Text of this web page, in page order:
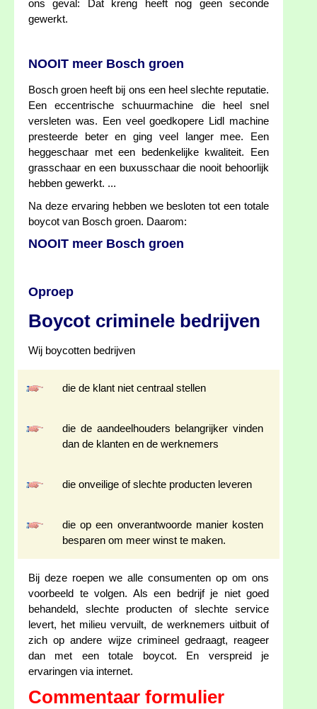
ons geval: Dat kreng heeft nog geen seconde
gewerkt.
NOOIT meer Bosch groen
Bosch groen heeft bij ons een heel slechte reputatie.
Een eccentrische schuurmachine die heel snel
versleten was. Een veel goedkopere Lidl machine
presteerde beter en ging veel langer mee. Een
heggeschaar met een bedenkelijke kwaliteit. Een
grasschaar en een buxusschaar die nooit behoorlijk
hebben gewerkt. ...
Na deze ervaring hebben we besloten tot een totale
boycot van Bosch groen. Daarom:
NOOIT meer Bosch groen
Oproep
Boycot criminele bedrijven
Wij boycotten bedrijven
die de klant niet centraal stellen
die de aandeelhouders belangrijker vinden
dan de klanten en de werknemers
die onveilige of slechte producten leveren
die op een onverantwoorde manier kosten
besparen om meer winst te maken.
Bij deze roepen we alle consumenten op om ons
voorbeeld te volgen. Als een bedrijf je niet goed
behandeld, slechte producten of slechte service
levert, het milieu vervuilt, de werknemers uitbuit of
zich op andere wijze crimineel gedraagt, reageer
dan met een totale boycot. En verspreid je
ervaringen via internet.
Commentaar formulier